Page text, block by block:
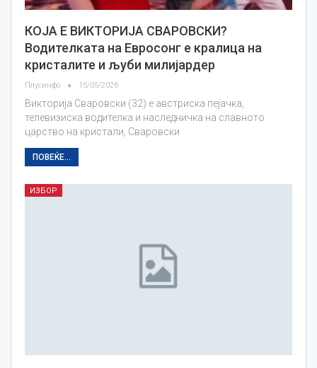
КОЈА Е ВИКТОРИЈА СВАРОВСКИ?
Водителката на Евросонг е кралица на
кристалите и љуби милијардер
Плусинфо 15/05/2026
Викторија Сваровски (32) е австриска пејачка,
телевизиска водителка и наследничка на славното
царство на кристали, Сваровски
ПОВЕЌЕ...
ИЗБОР